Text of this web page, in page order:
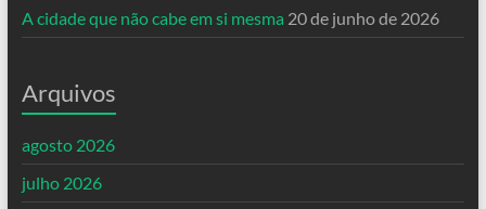
A cidade que não cabe em si mesma 20 de junho de 2026
Arquivos
agosto 2026
julho 2026